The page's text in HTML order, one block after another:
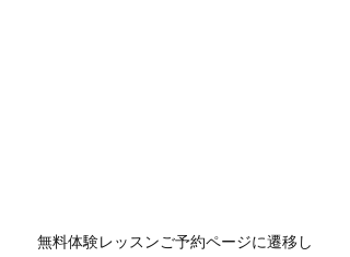
無料体験レッスンご予約ページに遷移し